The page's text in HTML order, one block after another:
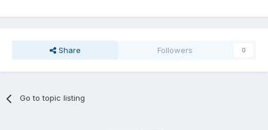
Share Followers 0
Go to topic listing